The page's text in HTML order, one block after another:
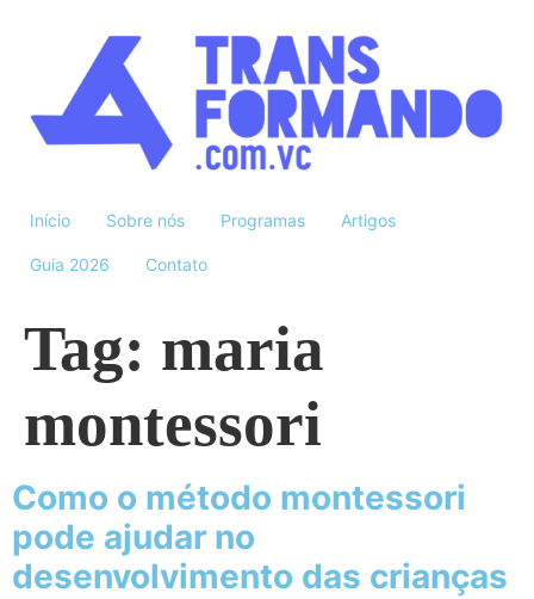
Início Sobre nós Programas Artigos
Guia 2026 Contato
Tag: maria
montessori
Como o método montessori
pode ajudar no
desenvolvimento das crianças